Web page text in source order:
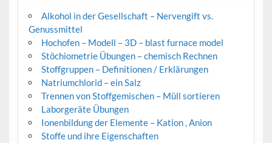
Alkohol in der Gesellschaft – Nervengift vs.
Genussmittel
Hochofen – Modell – 3D – blast furnace model
Stöchiometrie Übungen – chemisch Rechnen
Stoffgruppen – Definitionen / Erklärungen
Natriumchlorid – ein Salz
Trennen von Stoffgemischen – Müll sortieren
Laborgeräte Übungen
Ionenbildung der Elemente – Kation , Anion
Stoffe und ihre Eigenschaften